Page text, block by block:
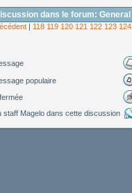
dans le forum:
| 118 119 120 121 122 123 124
populaire
staff Magelo dans cette discussion